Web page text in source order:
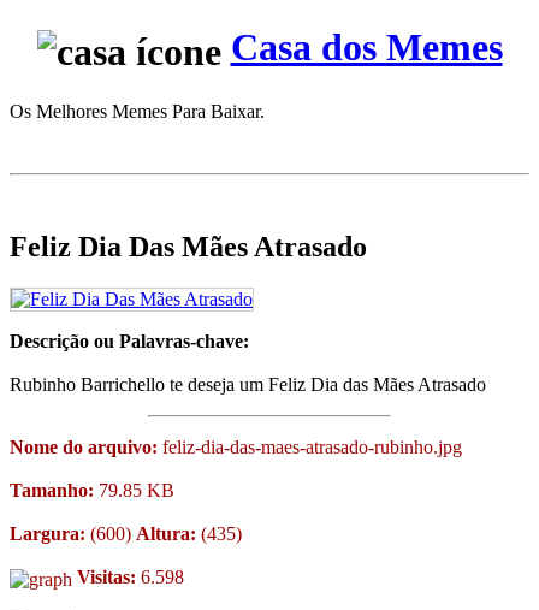
Casa dos Memes
Os Melhores Memes Para Baixar.
Feliz Dia Das Mães Atrasado
Descrição ou Palavras-chave:
Rubinho Barrichello te deseja um Feliz Dia das Mães Atrasado
Nome do arquivo: feliz-dia-das-maes-atrasado-rubinho.jpg
Tamanho: 79.85 KB
Largura: (600) Altura: (435)
Visitas: 6.598